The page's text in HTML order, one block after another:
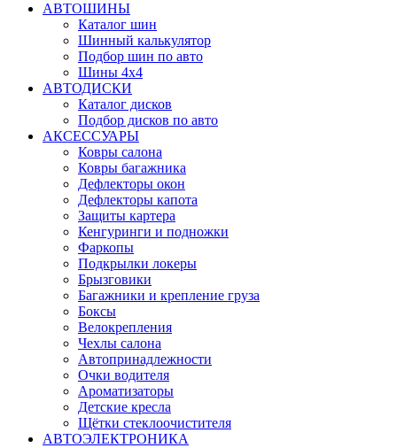
АВТОШИНЫ
Каталог шин
Шинный калькулятор
Подбор шин по авто
Шины 4x4
АВТОДИСКИ
Каталог дисков
Подбор дисков по авто
АКСЕССУАРЫ
Ковры салона
Ковры багажника
Дефлекторы окон
Дефлекторы капота
Защиты картера
Кенгуринги и подножки
Фаркопы
Подкрылки локеры
Брызговики
Багажники и крепление груза
Боксы
Велокрепления
Чехлы салона
Автопринадлежности
Очки водителя
Ароматизаторы
Детские кресла
Щётки стеклоочистителя
АВТОЭЛЕКТРОНИКА